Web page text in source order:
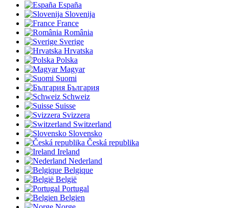
España
Slovenija
France
România
Sverige
Hrvatska
Polska
Magyar
Suomi
България
Schweiz
Suisse
Svizzera
Switzerland
Slovensko
Česká republika
Ireland
Nederland
Belgique
België
Portugal
Belgien